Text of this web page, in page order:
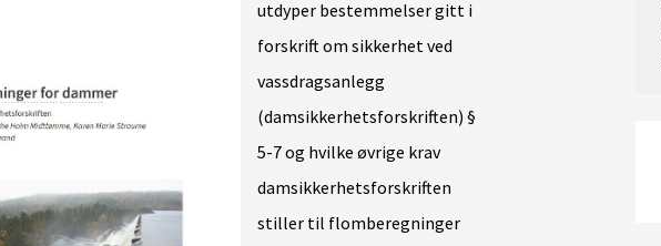
utdyper bestemmelser gitt i
forskrift om sikkerhet ved
vassdragsanlegg
(damsikkerhetsforskriften) §
5-7 og hvilke øvrige krav
damsikkerhetsforskriften
stiller til flomberegninger